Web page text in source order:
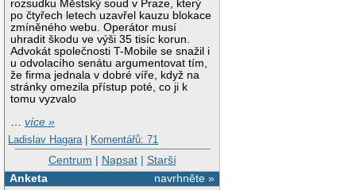
rozsudku Městský soud v Praze, který
po čtyřech letech uzavřel kauzu blokace
zmíněného webu. Operátor musí
uhradit škodu ve výši 35 tisíc korun.
Advokát společnosti T-Mobile se snažil i
u odvolacího senátu argumentovat tím,
že firma jednala v dobré víře, když na
stránky omezila přístup poté, co ji k
tomu vyzvalo
…více »
Ladislav Hagara | Komentářů: 71
Centrum | Napsat| Starší
navrhněte »
Anketa